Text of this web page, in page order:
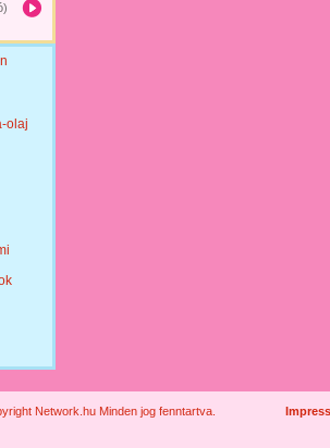
olaj
Network.hu Minden jog fenntartva.